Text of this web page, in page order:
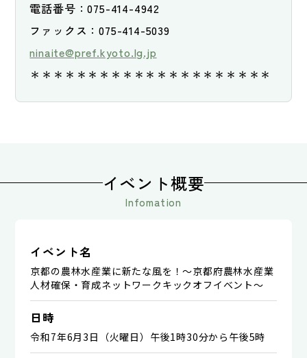
電話番号：075-414-4942
ファックス：075-414-5039
ninaite@pref.kyoto.lg.jp
＊＊＊＊＊＊＊＊＊＊＊＊＊＊＊＊＊＊＊＊＊
イベント概要
Infomation
イベント名
京都の農林水産業に新たな風を！～京都府農林水産業
人材確保・育成ネットワークキックオフイベント～
日時
令和7年6月3日（火曜日）午後1時30分から午後5時